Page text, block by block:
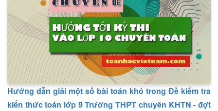
Hướng dẫn giải một số bài toán khó trong Đề kiểm tra
kiến thức toán lớp 9 Trường THPT chuyên KHTN - đợt